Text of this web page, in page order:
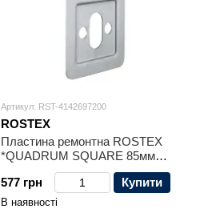
Артикул: RST-4142697200
ROSTEX
Пластина ремонтна ROSTEX
*QUADRUM SQUARE 85мм
Нерж.сталь_мат NEREZ_MAT
577 грн
Купити
В наявності